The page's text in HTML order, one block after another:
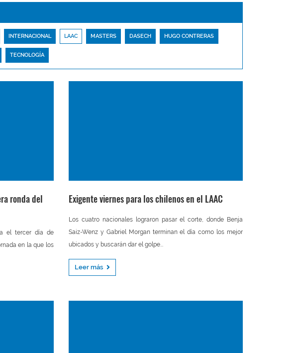
INTERNACIONAL LAAC MASTERS DASECH HUGO CONTRERAS
TECNOLOGÍA
ronda del
el tercer día de
en la que los
Exigente viernes para los chilenos en el LAAC
Los cuatro nacionales lograron pasar el corte, donde Benja
Saiz-Wenz y Gabriel Morgan terminan el día como los mejor
ubicados y buscarán dar el golpe...
Leer más